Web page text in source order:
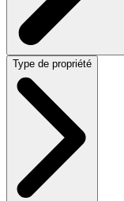
Type de propriété